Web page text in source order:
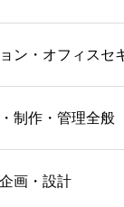
ン・オフィス
制作・管理全般
画・設計